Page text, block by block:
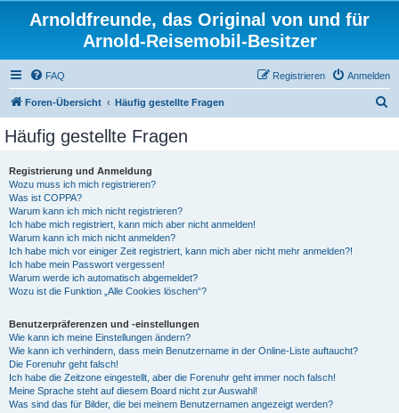
Arnoldfreunde, das Original von und für
Arnold-Reisemobil-Besitzer
FAQ Anmelden
Registrieren
Foren-Übersicht Häufig gestellte Fragen
Häufig gestellte Fragen
Registrierung und Anmeldung
Wozu muss ich mich registrieren?
Was ist COPPA?
Warum kann ich mich nicht registrieren?
Ich habe mich registriert, kann mich aber nicht anmelden!
Warum kann ich mich nicht anmelden?
Ich habe mich vor einiger Zeit registriert, kann mich aber nicht mehr anmelden?!
Ich habe mein Passwort vergessen!
Warum werde ich automatisch abgemeldet?
Wozu ist die Funktion „Alle Cookies löschen“?
Benutzerpräferenzen und -einstellungen
Wie kann ich meine Einstellungen ändern?
Wie kann ich verhindern, dass mein Benutzername in der Online-Liste auftaucht?
Die Forenuhr geht falsch!
Ich habe die Zeitzone eingestellt, aber die Forenuhr geht immer noch falsch!
Meine Sprache steht auf diesem Board nicht zur Auswahl!
Was sind das für Bilder, die bei meinem Benutzernamen angezeigt werden?